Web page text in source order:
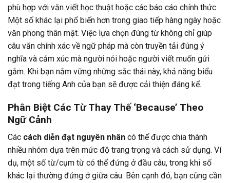
phù hợp với văn viết học thuật hoặc các báo cáo chính thức.
Một số khác lại phổ biến hơn trong giao tiếp hàng ngày hoặc
văn phong thân mật. Việc lựa chọn đúng từ không chỉ giúp
câu văn chính xác về ngữ pháp mà còn truyền tải đúng ý
nghĩa và cảm xúc mà người nói hoặc người viết muốn gửi
gắm. Khi bạn nắm vững những sắc thái này, khả năng biểu
đạt trong tiếng Anh của bạn sẽ được cải thiện đáng kể.
Phân Biệt Các Từ Thay Thế ‘Because’ Theo
Ngữ Cảnh
Các cách diễn đạt nguyên nhân có thể được chia thành
nhiều nhóm dựa trên mức độ trang trọng và cách sử dụng. Ví
dụ, một số từ/cụm từ có thể đứng ở đầu câu, trong khi số
khác lại thường đứng ở giữa câu. Bên cạnh đó, bạn cũng cần